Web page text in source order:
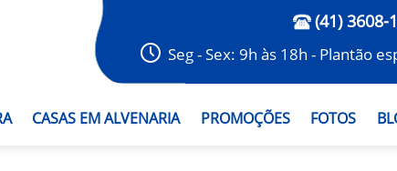
(41) 3608-
Seg - Sex: 9h às 18h - Plantão
CASAS EM ALVENARIA PROMOÇÕES FOTOS